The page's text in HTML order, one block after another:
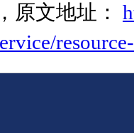
，原文地址：